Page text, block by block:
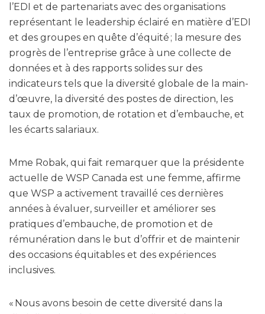
l’EDI et de partenariats avec des organisations
représentant le leadership éclairé en matière d’EDI
et des groupes en quête d’équité ; la mesure des
progrès de l’entreprise grâce à une collecte de
données et à des rapports solides sur des
indicateurs tels que la diversité globale de la main-
d’œuvre, la diversité des postes de direction, les
taux de promotion, de rotation et d’embauche, et
les écarts salariaux.
Mme Robak, qui fait remarquer que la présidente
actuelle de WSP Canada est une femme, affirme
que WSP a activement travaillé ces dernières
années à évaluer, surveiller et améliorer ses
pratiques d’embauche, de promotion et de
rémunération dans le but d’offrir et de maintenir
des occasions équitables et des expériences
inclusives.
« Nous avons besoin de cette diversité dans la